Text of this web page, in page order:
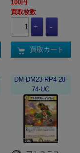
100円
買取枚数
買取カート
DM-DM23-RP4-28-
74-UC